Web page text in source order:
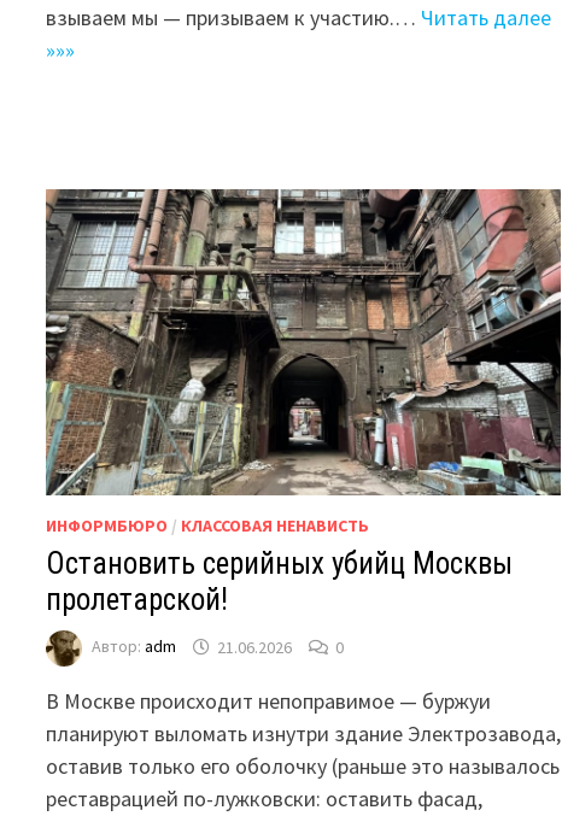
взываем мы — призываем к участию.… Читать далее
»»»
ИНФОРМБЮРО / КЛАССОВАЯ НЕНАВИСТЬ
Остановить серийных убийц Москвы
пролетарской!
Автор:adm 21.06.2026 0
В Москве происходит непоправимое — буржуи
планируют выломать изнутри здание Электрозавода,
оставив только его оболочку (раньше это называлось
реставрацией по-лужковски: оставить фасад,